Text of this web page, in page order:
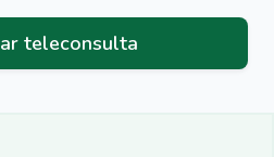
teleconsulta